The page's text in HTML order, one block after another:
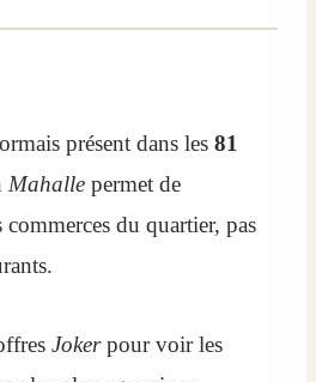
présent dans les 81
Mahalle permet de
du quartier, pas
Jokerpour voir les